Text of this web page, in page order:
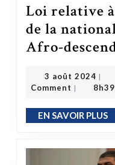
Loi relative
de la
Afro-
3 août 2024 |
Comment | 8h39
EN SAVOIR PLUSEN